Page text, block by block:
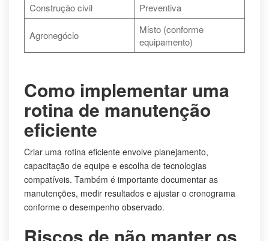
Construção civil
Preventiva
Agronegócio
Misto (conforme
equipamento)
Como implementar uma
rotina de manutenção
eficiente
Criar uma rotina eficiente envolve planejamento,
capacitação de equipe e escolha de tecnologias
compatíveis. Também é importante documentar as
manutenções, medir resultados e ajustar o cronograma
conforme o desempenho observado.
Riscos de não manter os